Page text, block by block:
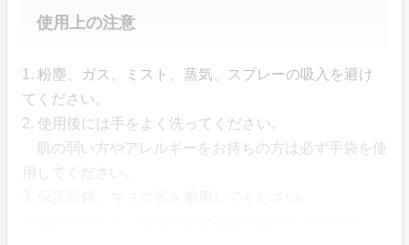
使用上の注意
1. 粉塵、ガス、ミスト、蒸気、スプレーの吸入を避け
てください。
2. 使用後には手をよく洗ってください。
肌の弱い方やアレルギーをお持ちの方は必ず手袋を使
用してください。